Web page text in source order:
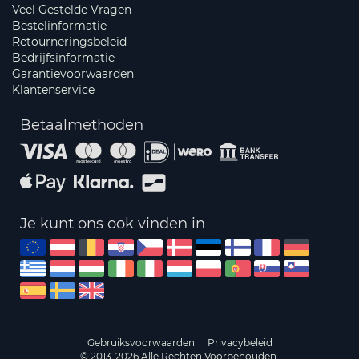
Veel Gestelde Vragen
Bestelinformatie
Retourneringsbeleid
Bedrijfsinformatie
Garantievoorwaarden
Klantenservice
Betaalmethoden
Je kunt ons ook vinden in
Gebruiksvoorwaarden
Privacybeleid
© 2013-2026 Alle Rechten Voorbehouden.